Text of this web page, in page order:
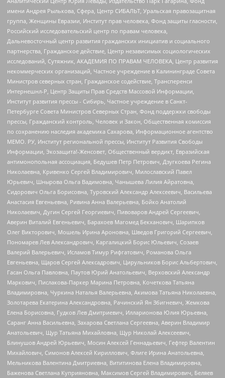
имени Андрея Рылькова, Сфера, Центр СИБАЛЬТ, Уральская правозащитная
группа, Женщины Евразии, Институт прав человека, Фонд защиты гласности,
Российский исследовательский центр по правам человека,
Дальневосточный центр развития гражданских инициатив и социального
партнерства, Гражданское действие, Центр независимых социологических
исследований, Сутяжник, АКАДЕМИЯ ПО ПРАВАМ ЧЕЛОВЕКА, Центр развития
некоммерческих организаций, Частное учреждение в Калининграде Совета
Министров северных стран, Гражданское содействие, Трансперенси
Интернешнл-Р, Центр Защиты Прав Средств Массовой Информации,
Институт развития прессы - Сибирь, Частное учреждение в Санкт-
Петербурге Совета Министров Северных Стран, Фонд поддержки свободы
прессы, Гражданский контроль, Человек и Закон, Общественная комиссия
по сохранению наследия академика Сахарова, Информационное агентство
МЕМО. РУ, Институт региональной прессы, Институт Развития Свободы
Информации, Экозащита!-Женсовет, Общественный вердикт, Евразийская
антимонопольная ассоциация, Бедушев Петр Петрович, Дзугкоева Регина
Николаевна, Кривенко Сергей Владимирович, Милославский Павел
Юрьевич, Шнырова Ольга Вадимовна, Чанышева Лилия Айратовна,
Сидорович Ольга Борисовна, Туровский Александр Алексеевич, Васильева
Анастасия Евгеньевна, Ривина Анна Валерьевна, Бойко Анатолий
Николаевич, Дугин Сергей Георгиевич, Пивоваров Андрей Сергеевич,
Аверин Виталий Евгеньевич, Барахоев Магомед Бекханович, Шарипков
Олег Викторович, Мошель Ирина Ароновна, Шведов Григорий Сергеевич,
Пономарев Лев Александрович, Каргалицкий Борис Юльевич, Созаев
Валерий Валерьевич, Исламов Тимур Рифгатович, Романова Ольга
Евгеньевна, Щаров Сергей Алексадрович, Цирульников Борис Альбертович,
Гасан Ольга Павловна, Паутов Юрий Анатольевич, Верховский Александр
Маркович, Пислакова-Паркер Марина Петровна, Кочеткова Татьяна
Владимировна, Чуркина Наталья Валерьевна, Акимова Татьяна Николаевна,
Золотарева Екатерина Александровна, Рачинский Ян Збигневич, Жемкова
Елена Борисовна, Гудков Лев Дмитриевич, Илларионова Юлия Юрьевна,
Саранг Анна Васильевна, Захарова Светлана Сергеевна, Аверин Владимир
Анатольевич, Щур Татьяна Михайловна, Щур Николай Алексеевич,
Блинушов Андрей Юрьевич, Мосин Алексей Геннадьевич, Гефтер Валентин
Михайлович, Симонов Алексей Кириллович, Флиге Ирина Анатольевна,
Мельникова Валентина Дмитриевна, Вититинова Елена Владимировна,
Баженова Светлана Куприяновна, Максимов Сергей Владимирович, Беляев